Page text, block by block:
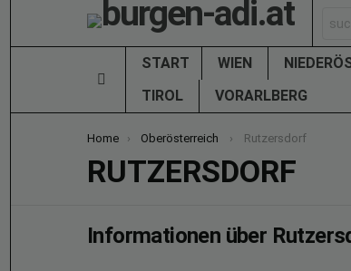
for:
START WIEN
TIROL
VORARLBERG
You are here:
Home Oberösterreich Rutzersdorf
RUTZERSDORF
Informationen über